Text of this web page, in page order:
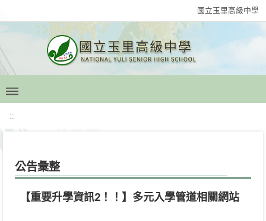
國立玉里高級中學
:::
公告彙整
【重要升學資訊2！！】多元入學管道相關網站